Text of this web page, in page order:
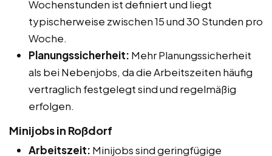
Wochenstunden ist definiert und liegt
typischerweise zwischen 15 und 30 Stunden pro
Woche.
Planungssicherheit: Mehr Planungssicherheit
als bei Nebenjobs, da die Arbeitszeiten häufig
vertraglich festgelegt sind und regelmäßig
erfolgen.
Minijobs in Roßdorf
Arbeitszeit: Minijobs sind geringfügige